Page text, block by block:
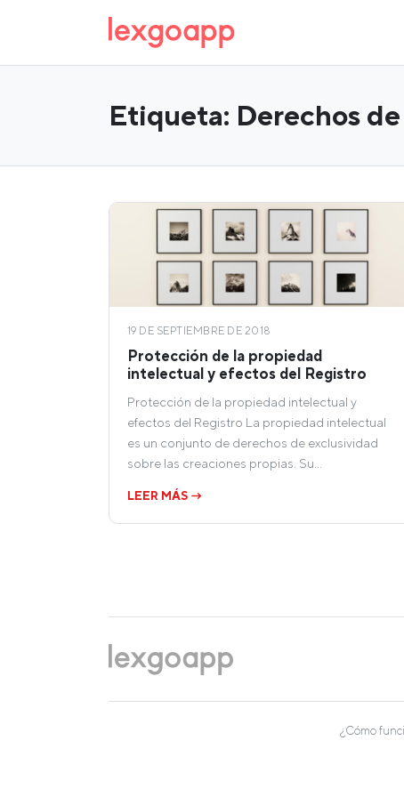
Etiqueta: Derechos
19 DE SEPTIEMBRE DE 2018
Protección de la propiedad
intelectual y efectos del Registro
Protección de la propiedad intelectual y
efectos del Registro La propiedad intelectual
es un conjunto de derechos de exclusividad
sobre las creaciones propias. Su…
LEER MÁS →
¿Cómo